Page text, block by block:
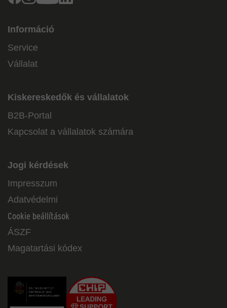
Információ
Service
Vállalat
Kiskereskedők és vállalatok
B2B-Portal
Kapcsolat a vállalatok számára
Jogi kérdések
Impresszum
Adatvédelmi
Cookie beállítások
ÁSZF
Magatartási kódex